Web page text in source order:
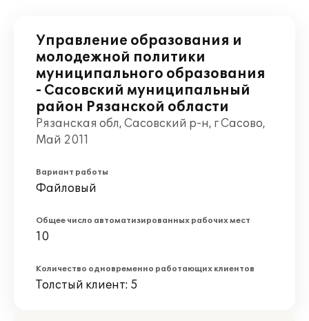
Управление образования и
молодежной политики
муниципального образования
- Сасовский муниципальный
район Рязанской области
Рязанская обл, Сасовский р-н, г Сасово,
Май 2011
Вариант работы
Файловый
Общее число автоматизированных рабочих мест
10
Количество одновременно работающих клиентов
Толстый клиент: 5